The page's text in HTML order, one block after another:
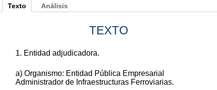
Texto
TEXTO
1. Entidad adjudicadora.
a) Organismo: Entidad Pública Empresarial
Administrador de Infraestructuras Ferroviarias.
Análisis